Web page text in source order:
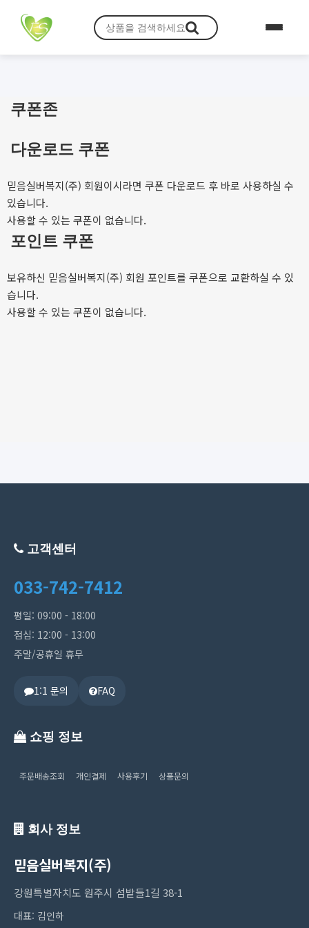
쿠폰존
다운로드 쿠폰
믿음실버복지(주) 회원이시라면 쿠폰 다운로드 후 바로 사용하실 수
있습니다.
사용할 수 있는 쿠폰이 없습니다.
포인트 쿠폰
보유하신 믿음실버복지(주) 회원 포인트를 쿠폰으로 교환하실 수 있
습니다.
사용할 수 있는 쿠폰이 없습니다.
고객센터
033-742-7412
평일: 09:00 - 18:00
점심: 12:00 - 13:00
주말/공휴일 휴무
1:1 문의 FAQ
쇼핑 정보
주문배송조회 개인결제 사용후기 상품문의
회사 정보
믿음실버복지(주)
강원특별자치도 원주시 섬밭들1길 38-1
대표: 김인하